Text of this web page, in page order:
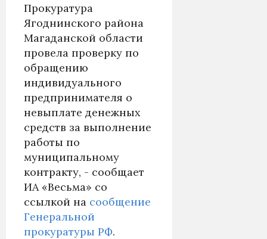
Прокуратура
Ягоднинского района
Магаданской области
провела проверку по
обращению
индивидуального
предпринимателя о
невыплате денежных
средств за выполнение
работы по
муниципальному
контракту, - сообщает
ИА «Весьма» со
ссылкой на сообщение
Генеральной
прокуратуры РФ.